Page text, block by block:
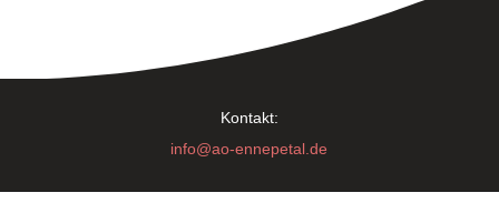
Kontakt:
info@ao-ennepetal.de